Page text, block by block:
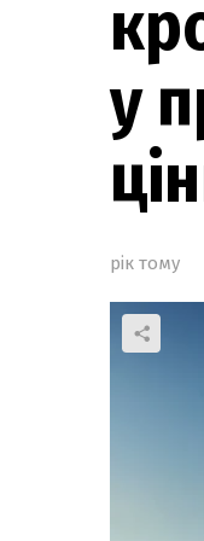
у
рік тому